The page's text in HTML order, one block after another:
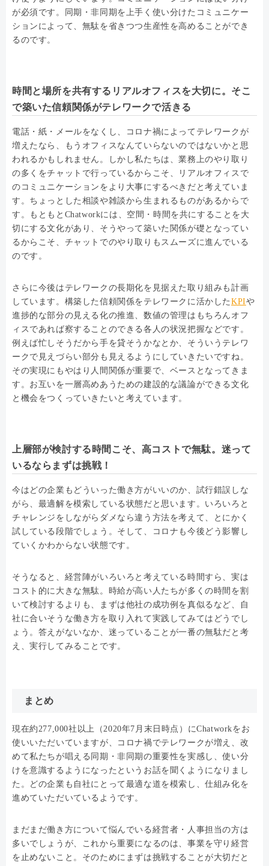
が必須です。同期・非同期を上手く使い分けたコミュニケー
ションによって、無駄を省きつつ生産性を高めることができ
るのです。
時間と場所を共有するリアルオフィスを大切に。そこ
で築いた信頼関係がテレワークで活きる
電話・紙・メールをなくし、コロナ禍によってテレワークが
増えたなら、もうオフィスなんていらないのではないかと思
われるかもしれません。しかし私たちは、業務上のやり取り
の多くをチャットで行っているからこそ、リアルオフィスで
のコミュニケーションをより大事にするべきだと考えていま
す。ちょっとした相談や雑談から生まれるものがあるからで
す。もともとChatworkには、空間・時間を共にすることを大
切にする文化があり、そうやって築いた関係が礎となってい
るからこそ、チャットでのやり取りもスムーズに進んでいる
のです。
さらに今後はテレワークの長期化を見据えた取り組みも計画
しています。構築した信頼関係をテレワークに活かした KPIや
進捗的な部分の見える化の推進、数値の管理はもちろんオフ
ィスであれば察することのできる各人の状況把握などです。
例えば忙しそうだから手を貸そうかなとか、そういうテレワ
ークで見えづらい部分も見えるようにしていきたいですね。
その実現にもやはり人間関係が重要で、ベースとなってきま
す。お互いを一層高めあうための建設的な議論ができる文化
と機会をつくっていきたいと考えています。
上層部が検討する時間こそ、高コストで無駄。迷って
いるならまずは挑戦！
今はどの企業もどういった働き方がいいのか、試行錯誤しな
がら、最適解を模索している状態だと思います。いろいろと
チャレンジをしながらダメなら違う方法を考えて、とにかく
試している段階でしょう。そして、コロナも今後どう影響し
ていくかわからない状態です。
そうなると、経営陣がいろいろと考えている時間すら、実は
コスト的に大きな無駄。時給が高い人たちが多くの時間を割
いて検討するよりも、まずは他社の成功例を真似るなど、自
社に合いそうな働き方を取り入れて実践してみてはどうでし
ょう。答えがないなか、迷っていることが一番の無駄だと考
え、実行してみることです。
まとめ
現在約277,000社以上（2020年7月末日時点）にChatworkをお
使いいただいていますが、コロナ禍でテレワークが増え、改
めて私たちが唱える同期・非同期の重要性を実感し、使い分
けを意識するようになったというお話を聞くようになりまし
た。どの企業も自社にとって最適な道を模索し、仕組み化を
進めていただいているようです。
まだまだ働き方について悩んでいる経営者・人事担当の方は
多いでしょうが、これから重要になるのは、事業を守り経営
を止めないこと。そのためにまずは挑戦することが大切だと